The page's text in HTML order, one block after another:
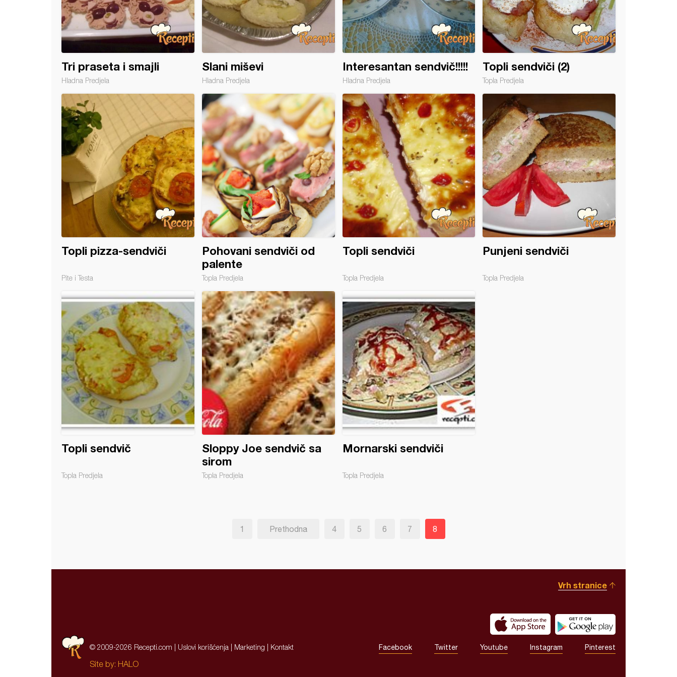
Tri praseta i smajli
Hladna Predjela
Slani miševi
Hladna Predjela
Interesantan sendvič!!!!!
Hladna Predjela
Topli sendviči (2)
Topla Predjela
Topli pizza-sendviči
Pite i Testa
Pohovani sendviči od
palente
Topla Predjela
Topli sendviči
Topla Predjela
Punjeni sendviči
Topla Predjela
Topli sendvič
Topla Predjela
Sloppy Joe sendvič sa
sirom
Topla Predjela
Mornarski sendviči
Topla Predjela
1 Prethodna 4 5 6 7 8
Vrh stranice
© 2009-2026 Recepti.com | Uslovi korišćenja Marketing Kontakt Facebook Twitter Youtube Instagram Pinterest
Site by: HALO